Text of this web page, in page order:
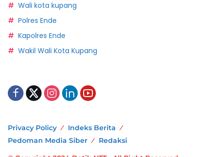
Wali kota kupang
Polres Ende
Kapolres Ende
Wakil Wali Kota Kupang
Privacy Policy
Indeks Berita
Pedoman Media Siber
Redaksi